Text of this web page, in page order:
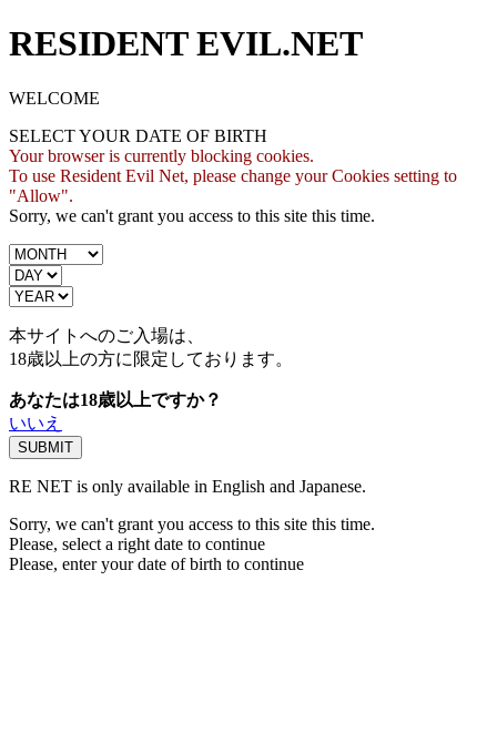
RESIDENT EVIL.NET
WELCOME
SELECT YOUR DATE OF BIRTH
Your browser is currently blocking cookies.
To use Resident Evil Net, please change your Cookies setting to
"Allow".
Sorry, we can't grant you access to this site this time.
本サイトへのご入場は、
18歳以上の方に限定しております。
あなたは18歳以上ですか？
いいえ
RE NET is only available in English and Japanese.
Sorry, we can't grant you access to this site this time.
Please, select a right date to continue
Please, enter your date of birth to continue